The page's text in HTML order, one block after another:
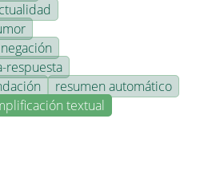
respuesta
resumen automático
textual